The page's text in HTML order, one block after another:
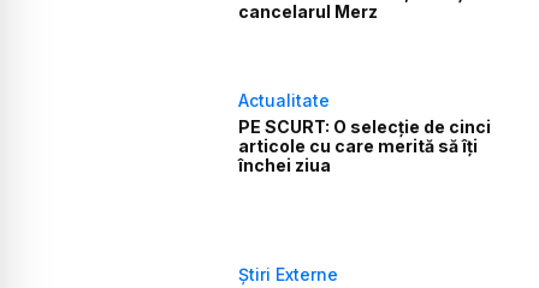
cancelarul Merz
Actualitate
PE SCURT: O selecție de cinci
articole cu care merită să îți
închei ziua
Știri Externe